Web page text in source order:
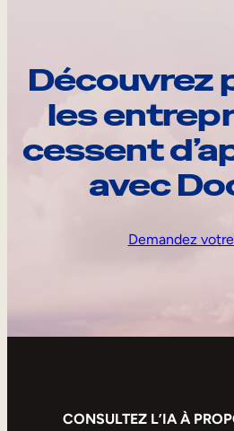
Découvrez
les
cessent
avec
Demandez
CONSULTEZ L’IA À